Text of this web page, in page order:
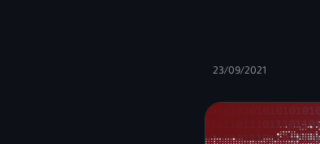
23/09/2021